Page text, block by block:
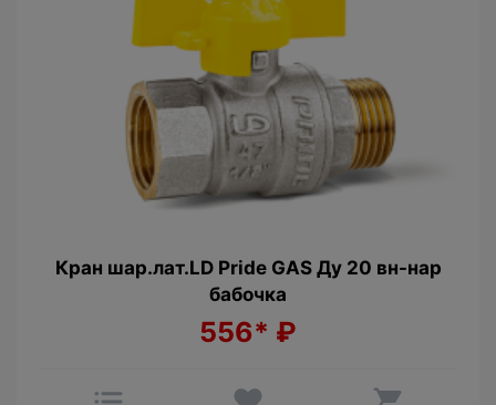
Кран шар.лат.LD Pride GAS Ду 20 вн-нар
бабочка
556* ₽